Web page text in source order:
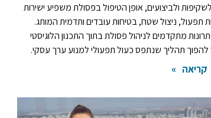
לשקיפות ולביצועים, אופן הטיפול בפסולת משפיע ישירות
תפעול, ניצול שטח, בטיחות עובדים ותדמית המותג.
מתקדמים לניהול פסולת בתוך התכנון הלוגיסטי
תהליך שנתפס כעול תפעולי למנוע ערך עסקי.
»